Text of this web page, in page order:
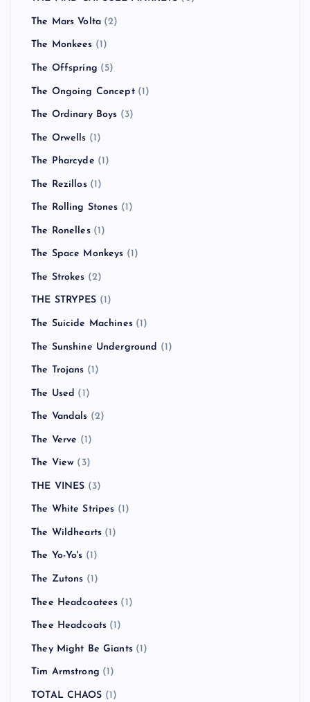
The Mars Volta (2)
The Monkees (1)
The Offspring (5)
The Ongoing Concept(1)
The Ordinary Boys (3)
The Orwells (1)
The Pharcyde (1)
The Rezillos(1)
The Rolling Stones (1)
The Ronelles(1)
The Space Monkeys (1)
The Strokes (2)
THE STRYPES (1)
The Suicide Machines(1)
The Sunshine Underground (1)
The Trojans (1)
The Used (1)
The Vandals (2)
The Verve (1)
The View (3)
THE VINES (3)
The White Stripes (1)
The Wildhearts (1)
The Yo-Yo's (1)
The Zutons (1)
Thee Headcoatees (1)
Thee Headcoats (1)
They Might Be Giants(1)
Tim Armstrong (1)
TOTAL CHAOS (1)